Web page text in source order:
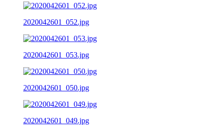
2020042601_052.jpg
2020042601_053.jpg
2020042601_050.jpg
2020042601_049.jpg